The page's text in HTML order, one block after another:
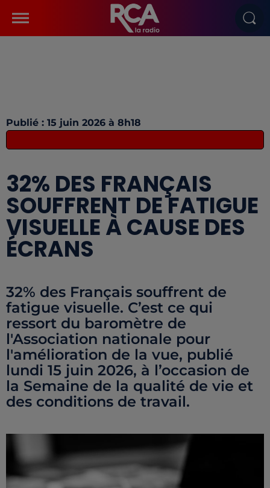
Publié : 15 juin 2026 à 8h18
32% DES FRANÇAIS
SOUFFRENT DE FATIGUE
VISUELLE À CAUSE DES
ÉCRANS
32% des Français souffrent de
fatigue visuelle. C’est ce qui
ressort du baromètre de
l'Association nationale pour
l'amélioration de la vue, publié
lundi 15 juin 2026, à l’occasion de
la Semaine de la qualité de vie et
des conditions de travail.